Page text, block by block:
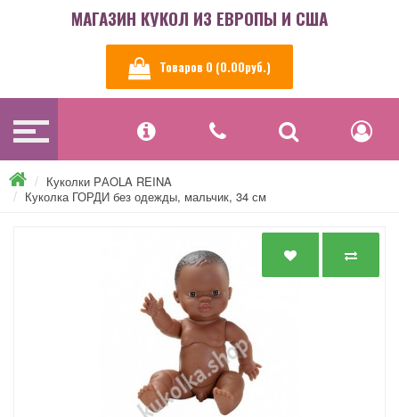
МАГАЗИН КУКОЛ ИЗ ЕВРОПЫ И США
Товаров 0 (0.00руб.)
Куколки PАOLA REINA
Куколка ГОРДИ без одежды, мальчик, 34 см